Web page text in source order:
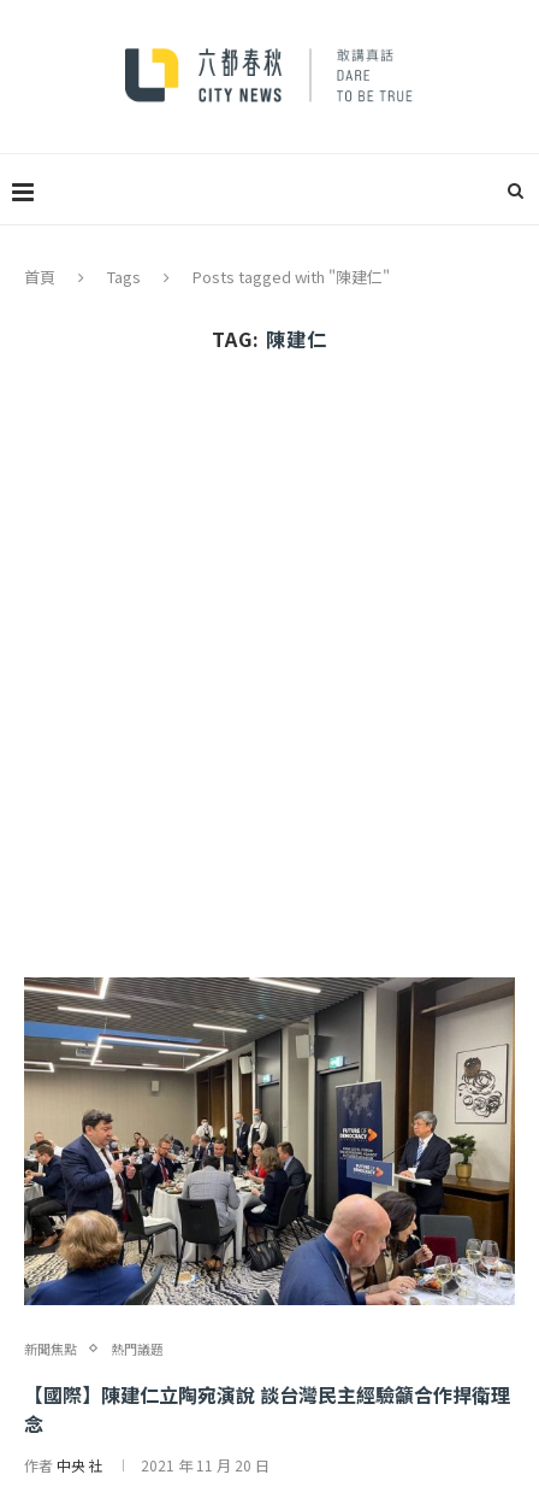
首頁 Tags Posts tagged with "陳建仁"
TAG: 陳建仁
新聞焦點 熱門議題
【國際】陳建仁立陶宛演說 談台灣民主經驗籲合作捍衛理
念
作者 中央 社 2021 年 11 月 20 日